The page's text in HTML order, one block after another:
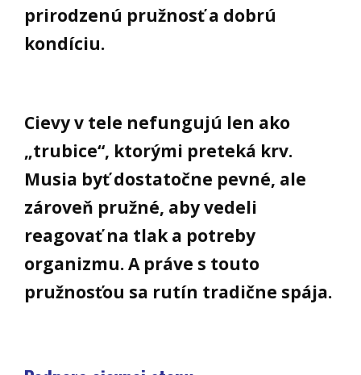
prirodzenú pružnosť a dobrú
kondíciu.
Cievy v tele nefungujú len ako
„trubice“, ktorými preteká krv.
Musia byť dostatočne pevné, ale
zároveň pružné, aby vedeli
reagovať na tlak a potreby
organizmu. A práve s touto
pružnosťou sa rutín tradične spája.